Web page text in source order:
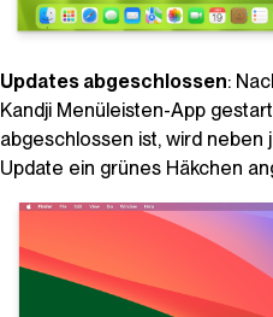
Updates abgeschlossen:
Kandji Menüleisten-App
abgeschlossen ist, wird
Update ein grünes Häkchen